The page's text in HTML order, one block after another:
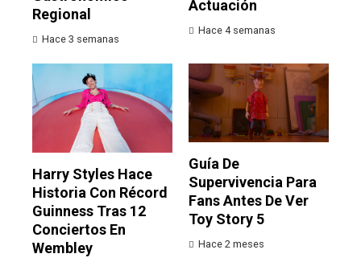
Regional
Hace 3 semanas
Actuación
Hace 4 semanas
Harry Styles Hace
Historia Con Récord
Guinness Tras 12
Conciertos En
Wembley
Guía De
Supervivencia Para
Fans Antes De Ver
Toy Story 5
Hace 2 meses